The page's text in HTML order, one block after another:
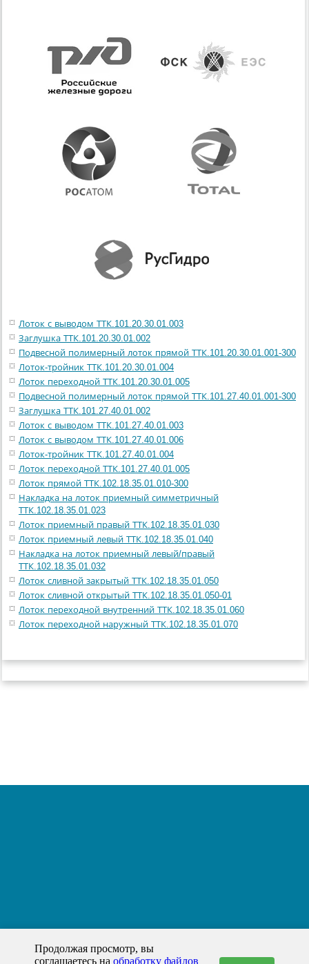
Лоток с выводом ТТК.101.20.30.01.003
Заглушка ТТК.101.20.30.01.002
Подвесной полимерный лоток прямой ТТК.101.20.30.01.001-300
Лоток-тройник ТТК.101.20.30.01.004
Лоток переходной ТТК.101.20.30.01.005
Подвесной полимерный лоток прямой ТТК.101.27.40.01.001-300
Заглушка ТТК.101.27.40.01.002
Лоток с выводом ТТК.101.27.40.01.003
Лоток с выводом ТТК.101.27.40.01.006
Лоток-тройник ТТК.101.27.40.01.004
Лоток переходной ТТК.101.27.40.01.005
Лоток прямой ТТК.102.18.35.01.010-300
Накладка на лоток приемный симметричный
ТТК.102.18.35.01.023
Лоток приемный правый ТТК.102.18.35.01.030
Лоток приемный левый ТТК.102.18.35.01.040
Накладка на лоток приемный левый/правый
ТТК.102.18.35.01.032
Лоток сливной закрытый ТТК.102.18.35.01.050
Лоток сливной открытый ТТК.102.18.35.01.050-01
Лоток переходной внутренний ТТК.102.18.35.01.060
Лоток переходной наружный ТТК.102.18.35.01.070
Продолжая просмотр, вы
соглашаетесь на обработку файлов